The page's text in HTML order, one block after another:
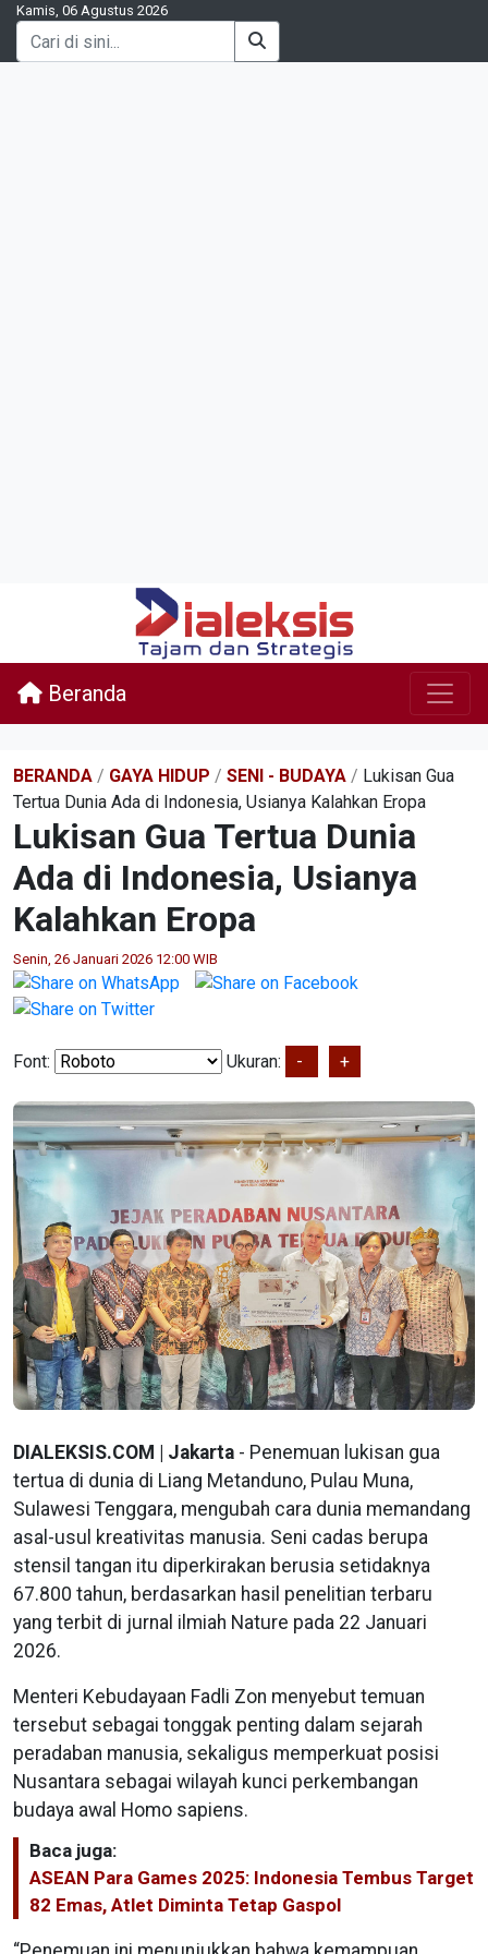
Kamis, 06 Agustus 2026
Beranda
BERANDA / GAYA HIDUP / SENI - BUDAYA / Lukisan Gua
Tertua Dunia Ada di Indonesia, Usianya Kalahkan Eropa
Lukisan Gua Tertua Dunia
Ada di Indonesia, Usianya
Kalahkan Eropa
Senin, 26 Januari 2026 12:00 WIB
Font: Ukuran: - +
DIALEKSIS.COM | Jakarta - Penemuan lukisan gua
tertua di dunia di Liang Metanduno, Pulau Muna,
Sulawesi Tenggara, mengubah cara dunia memandang
asal-usul kreativitas manusia. Seni cadas berupa
stensil tangan itu diperkirakan berusia setidaknya
67.800 tahun, berdasarkan hasil penelitian terbaru
yang terbit di jurnal ilmiah Nature pada 22 Januari
2026.
Menteri Kebudayaan Fadli Zon menyebut temuan
tersebut sebagai tonggak penting dalam sejarah
peradaban manusia, sekaligus memperkuat posisi
Nusantara sebagai wilayah kunci perkembangan
budaya awal Homo sapiens.
Baca juga:
ASEAN Para Games 2025: Indonesia Tembus Target
82 Emas, Atlet Diminta Tetap Gaspol